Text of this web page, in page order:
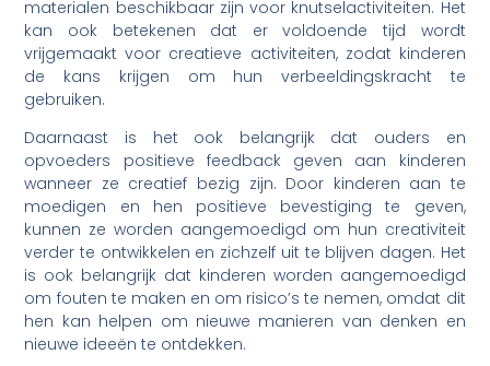
materialen beschikbaar zijn voor knutselactiviteiten. Het
kan ook betekenen dat er voldoende tijd wordt
vrijgemaakt voor creatieve activiteiten, zodat kinderen
de kans krijgen om hun verbeeldingskracht te
gebruiken.
Daarnaast is het ook belangrijk dat ouders en
opvoeders positieve feedback geven aan kinderen
wanneer ze creatief bezig zijn. Door kinderen aan te
moedigen en hen positieve bevestiging te geven,
kunnen ze worden aangemoedigd om hun creativiteit
verder te ontwikkelen en zichzelf uit te blijven dagen. Het
is ook belangrijk dat kinderen worden aangemoedigd
om fouten te maken en om risico’s te nemen, omdat dit
hen kan helpen om nieuwe manieren van denken en
nieuwe ideeën te ontdekken.